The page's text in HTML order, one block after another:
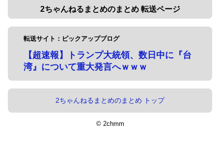
2ちゃんねるまとめのまとめ 転送ページ
転送サイト：ピックアップブログ
【超速報】トランプ大統領、数日中に『台
湾』について重大発言へｗｗｗ
2ちゃんねるまとめのまとめ トップ
© 2chmm